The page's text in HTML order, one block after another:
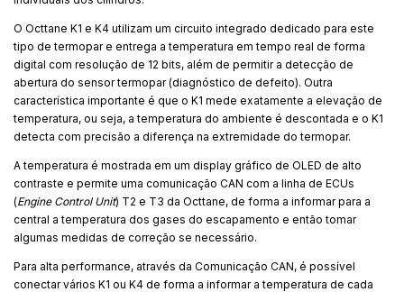
O Octtane K1 e K4 utilizam um circuito integrado dedicado para este
tipo de termopar e entrega a temperatura em tempo real de forma
digital com resolução de 12 bits, além de permitir a detecção de
abertura do sensor termopar (diagnóstico de defeito). Outra
característica importante é que o K1 mede exatamente a elevação de
temperatura, ou seja, a temperatura do ambiente é descontada e o K1
detecta com precisão a diferença na extremidade do termopar.
A temperatura é mostrada em um display gráfico de OLED de alto
contraste e permite uma comunicação CAN com a linha de ECUs
(Engine Control Unit) T2 e T3 da Octtane, de forma a informar para a
central a temperatura dos gases do escapamento e então tomar
algumas medidas de correção se necessário.
Para alta performance, através da Comunicação CAN, é possível
conectar vários K1 ou K4 de forma a informar a temperatura de cada